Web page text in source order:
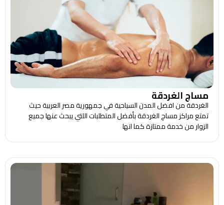
مساج الغردقة
الغردقة من افضل المدن السياحية في جمهورية مصر العربية حيث
تمتع مراكز مساج الغردقة بأفضل المتطلبات اللتي يبحث عنها جميع
الزوار من خدمة ممتازة كما انها